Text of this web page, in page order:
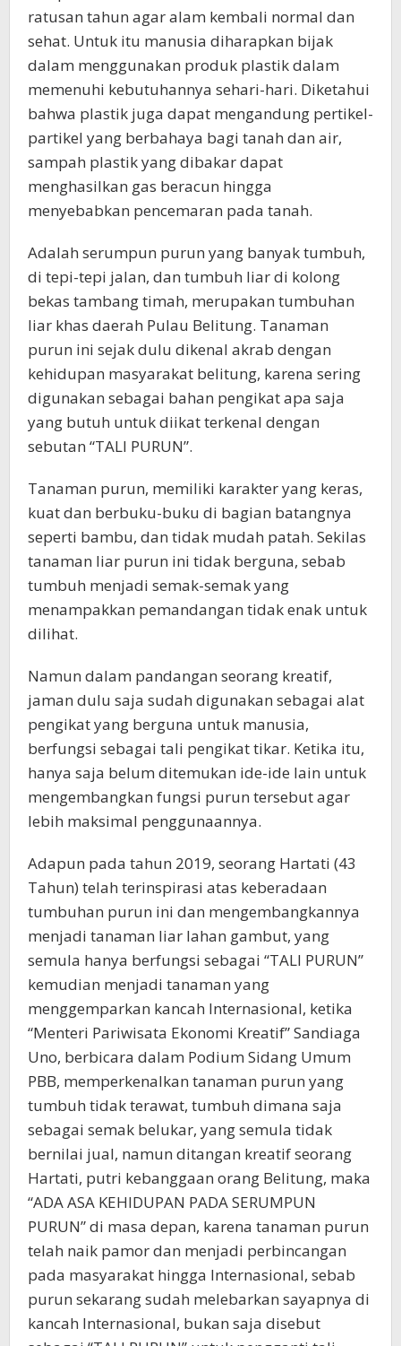
ratusan tahun agar alam kembali normal dan
sehat. Untuk itu manusia diharapkan bijak
dalam menggunakan produk plastik dalam
memenuhi kebutuhannya sehari-hari. Diketahui
bahwa plastik juga dapat mengandung pertikel-
partikel yang berbahaya bagi tanah dan air,
sampah plastik yang dibakar dapat
menghasilkan gas beracun hingga
menyebabkan pencemaran pada tanah.
​Adalah serumpun purun yang banyak tumbuh,
di tepi-tepi jalan, dan tumbuh liar di kolong
bekas tambang timah, merupakan tumbuhan
liar khas daerah Pulau Belitung. Tanaman
purun ini sejak dulu dikenal akrab dengan
kehidupan masyarakat belitung, karena sering
digunakan sebagai bahan pengikat apa saja
yang butuh untuk diikat terkenal dengan
sebutan “TALI PURUN”.
​Tanaman purun, memiliki karakter yang keras,
kuat dan berbuku-buku di bagian batangnya
seperti bambu, dan tidak mudah patah. Sekilas
tanaman liar purun ini tidak berguna, sebab
tumbuh menjadi semak-semak yang
menampakkan pemandangan tidak enak untuk
dilihat.
​Namun dalam pandangan seorang kreatif,
jaman dulu saja sudah digunakan sebagai alat
pengikat yang berguna untuk manusia,
berfungsi sebagai tali pengikat tikar. Ketika itu,
hanya saja belum ditemukan ide-ide lain untuk
mengembangkan fungsi purun tersebut agar
lebih maksimal penggunaannya.
​Adapun pada tahun 2019, seorang Hartati (43
Tahun) telah terinspirasi atas keberadaan
tumbuhan purun ini dan mengembangkannya
menjadi tanaman liar lahan gambut, yang
semula hanya berfungsi sebagai “TALI PURUN”
kemudian menjadi tanaman yang
menggemparkan kancah Internasional, ketika
“Menteri Pariwisata Ekonomi Kreatif” Sandiaga
Uno, berbicara dalam Podium Sidang Umum
PBB, memperkenalkan tanaman purun yang
tumbuh tidak terawat, tumbuh dimana saja
sebagai semak belukar, yang semula tidak
bernilai jual, namun ditangan kreatif seorang
Hartati, putri kebanggaan orang Belitung, maka
“ADA ASA KEHIDUPAN PADA SERUMPUN
PURUN” di masa depan, karena tanaman purun
telah naik pamor dan menjadi perbincangan
pada masyarakat hingga Internasional, sebab
purun sekarang sudah melebarkan sayapnya di
kancah Internasional, bukan saja disebut